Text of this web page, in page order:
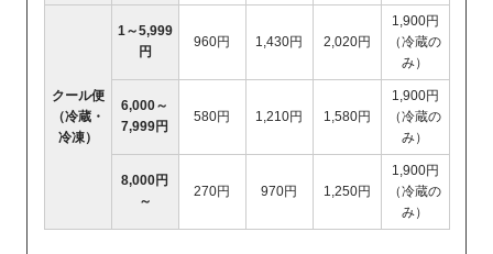
クール便
（冷蔵・
冷凍）
1～5,999
円
960円 1,430円 2,020円
1,900円
（冷蔵の
み）
6,000～
7,999円
580円 1,210円 1,580円
1,900円
（冷蔵の
み）
8,000円
～
270円 970円 1,250円
1,900円
（冷蔵の
み）